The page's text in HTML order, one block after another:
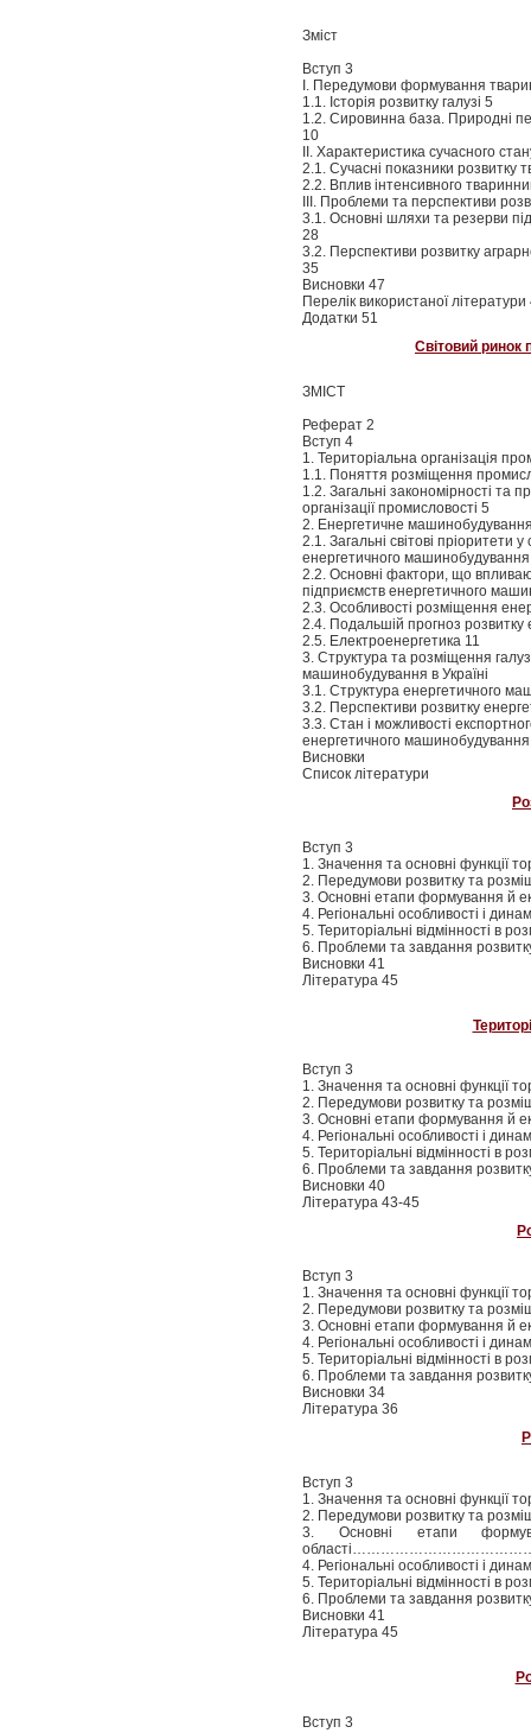
Зміст
Вступ 3
І. Передумови формування
1.1. Історія розвитку галузі 5
1.2. Сировинна база. Природні
10
ІІ. Характеристика сучасного
2.1. Сучасні показники розвитку
2.2. Вплив інтенсивного
ІІІ. Проблеми та перспективи
3.1. Основні шляхи та резерви
28
3.2. Перспективи розвитку
35
Висновки 47
Перелік використаної літератури
Додатки 51
Світовий ринок
ЗМІСТ
Реферат 2
Вступ 4
1. Територіальна організація
1.1. Поняття розміщення
1.2. Загальні закономірності та
організації промисловості 5
2. Енергетичне машинобудування
2.1. Загальні світові пріоритети у
енергетичного машинобудування
2.2. Основні фактори, що
підприємств енергетичного
2.3. Особливості розміщення
2.4. Подальшій прогноз
2.5. Електроенергетика 11
3. Структура та розміщення
машинобудування в Україні
3.1. Структура енергетичного
3.2. Перспективи розвитку
3.3. Стан і можливості
енергетичного машинобудування
Висновки
Список літератури
Вступ 3
1. Значення та основні функції
2. Передумови розвитку та
3. Основні етапи формування й
4. Регіональні особливості і
5. Територіальні відмінності в
6. Проблеми та завдання
Висновки 41
Література 45
Вступ 3
1. Значення та основні функції
2. Передумови розвитку та
3. Основні етапи формування й
4. Регіональні особливості і
5. Територіальні відмінності в
6. Проблеми та завдання розвитку
Висновки 40
Література 43-45
Вступ 3
1. Значення та основні функції
2. Передумови розвитку та
3. Основні етапи формування й
4. Регіональні особливості і
5. Територіальні відмінності в
6. Проблеми та завдання
Висновки 34
Література 36
Вступ 3
1. Значення та основні функції
2. Передумови розвитку та
3. Основні етапи
4. Регіональні особливості і
5. Територіальні відмінності в
6. Проблеми та завдання
Висновки 41
Література 45
Вступ 3